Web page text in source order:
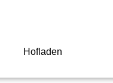
Hofladen